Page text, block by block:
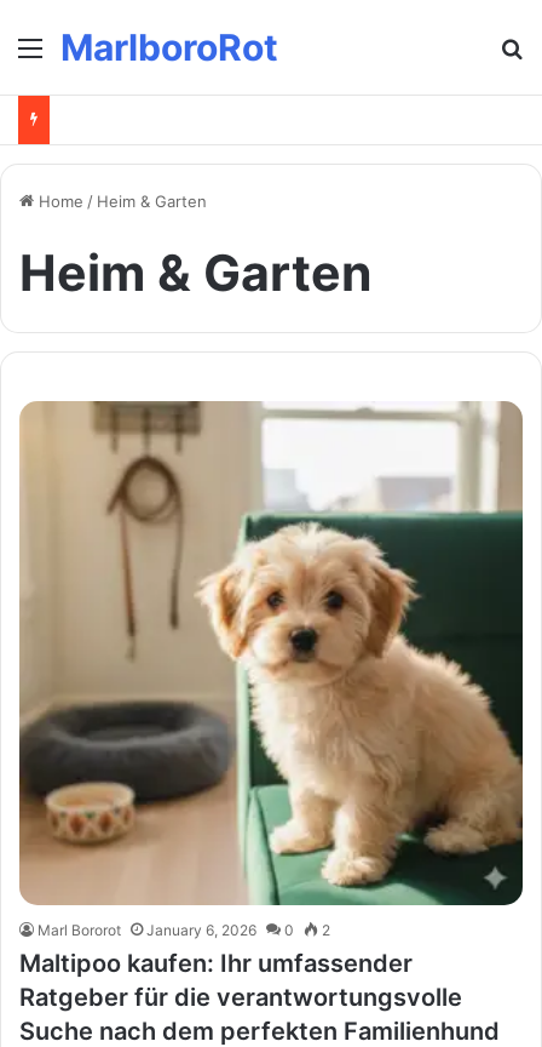
MenuMarlboroRot
Home / Heim & Garten
Heim & Garten
Marl Bororot January 6, 2026 0 2
Maltipoo kaufen: Ihr umfassender
Ratgeber für die verantwortungsvolle
Suche nach dem perfekten Familienhund